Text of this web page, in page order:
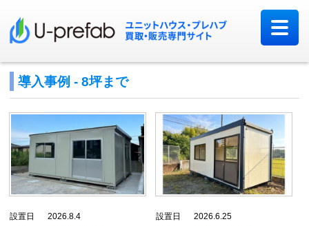
導入事例 - 8坪まで
設置日
2026.8.4
設置日
2026.6.25